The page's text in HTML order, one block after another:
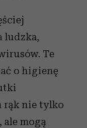
ludzka,
Te
o higienę
rąk nie tylko
mogą